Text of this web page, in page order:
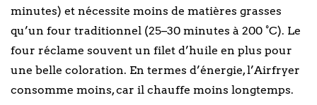
minutes) et nécessite moins de matières grasses
qu’un four traditionnel (25–30 minutes à 200 °C). Le
four réclame souvent un filet d’huile en plus pour
une belle coloration. En termes d’énergie, l’Airfryer
consomme moins, car il chauffe moins longtemps.